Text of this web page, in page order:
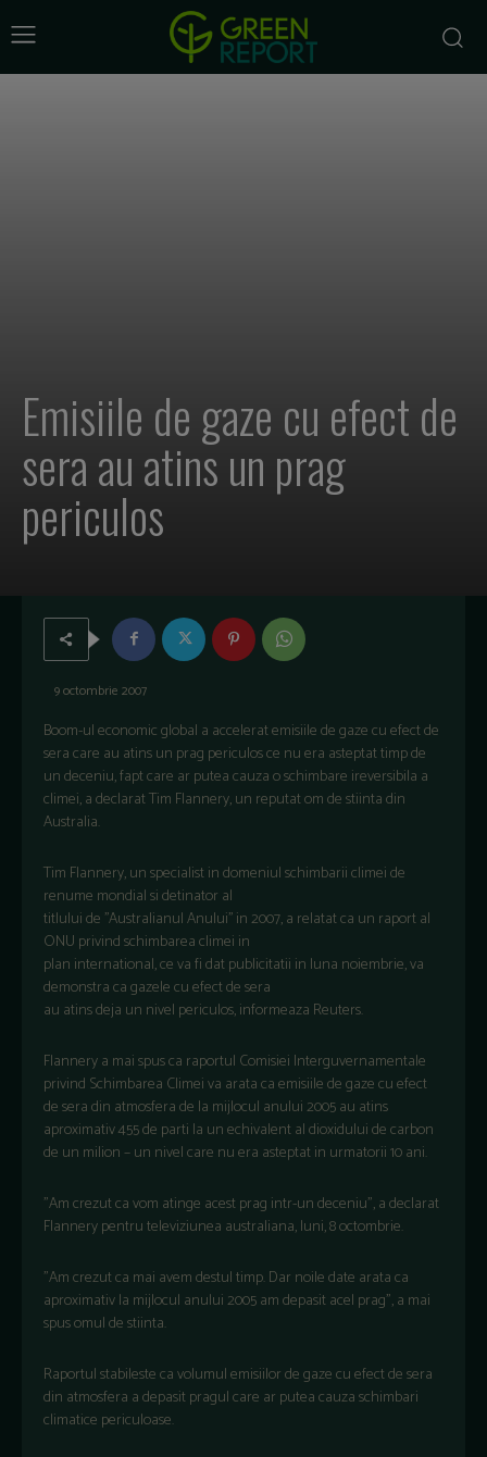
Emisiile de gaze cu efect de
sera au atins un prag
periculos
9 octombrie 2007
Boom-ul economic global a accelerat emisiile de gaze cu efect de
sera care au atins un prag periculos ce nu era asteptat timp de
un deceniu, fapt care ar putea cauza o schimbare ireversibila a
climei, a declarat Tim Flannery, un reputat om de stiinta din
Australia.
Tim Flannery, un specialist in domeniul schimbarii climei de
renume mondial si detinator al
titlului de ’’Australianul Anului’’ in 2007, a relatat ca un raport al
ONU privind schimbarea climei in
plan international, ce va fi dat publicitatii in luna noiembrie, va
demonstra ca gazele cu efect de sera
au atins deja un nivel periculos, informeaza Reuters.
Flannery a mai spus ca raportul Comisiei Interguvernamentale
privind Schimbarea Climei va arata ca emisiile de gaze cu efect
de sera din atmosfera de la mijlocul anului 2005 au atins
aproximativ 455 de parti la un echivalent al dioxidului de carbon
de un milion – un nivel care nu era asteptat in urmatorii 10 ani.
"Am crezut ca vom atinge acest prag intr-un deceniu", a declarat
Flannery pentru televiziunea australiana, luni, 8 octombrie.
"Am crezut ca mai avem destul timp. Dar noile date arata ca
aproximativ la mijlocul anului 2005 am depasit acel prag", a mai
spus omul de stiinta.
Raportul stabileste ca volumul emisiilor de gaze cu efect de sera
din atmosfera a depasit pragul care ar putea cauza schimbari
climatice periculoase.